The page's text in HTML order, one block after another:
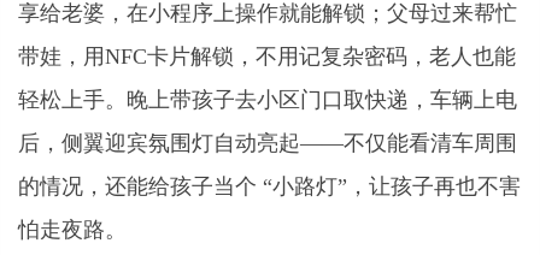
享给老婆，在小程序上操作就能解锁；父母过来帮忙
带娃，用NFC卡片解锁，不用记复杂密码，老人也能
轻松上手。晚上带孩子去小区门口取快递，车辆上电
后，侧翼迎宾氛围灯自动亮起——不仅能看清车周围
的情况，还能给孩子当个 “小路灯”，让孩子再也不害
怕走夜路。